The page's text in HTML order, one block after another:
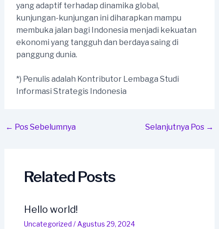
yang adaptif terhadap dinamika global,
kunjungan-kunjungan ini diharapkan mampu
membuka jalan bagi Indonesia menjadi kekuatan
ekonomi yang tangguh dan berdaya saing di
panggung dunia.
*) Penulis adalah Kontributor Lembaga Studi
Informasi Strategis Indonesia
Post
← Pos Sebelumnya Selanjutnya Pos →
Related Posts
Hello world!
Uncategorized /Agustus 29, 2024